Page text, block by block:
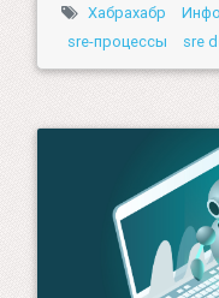
Хабрахабр
sre-процессы
sre